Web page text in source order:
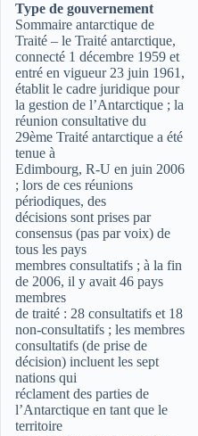
Type de gouvernement
Sommaire antarctique de
Traité – le Traité antarctique,
connecté 1 décembre 1959 et
entré en vigueur 23 juin 1961,
établit le cadre juridique pour
la gestion de l’Antarctique ; la
réunion consultative du
29ème Traité antarctique a été
tenue à
Edimbourg, R-U en juin 2006
; lors de ces réunions
périodiques, des
décisions sont prises par
consensus (pas par voix) de
tous les pays
membres consultatifs ; à la fin
de 2006, il y avait 46 pays
membres
de traité : 28 consultatifs et 18
non-consultatifs ; les membres
consultatifs (de prise de
décision) incluent les sept
nations qui
réclament des parties de
l’Antarctique en tant que le
territoire